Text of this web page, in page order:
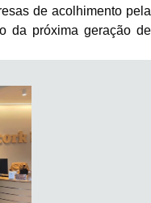
de acolhimento pela
da próxima geração de